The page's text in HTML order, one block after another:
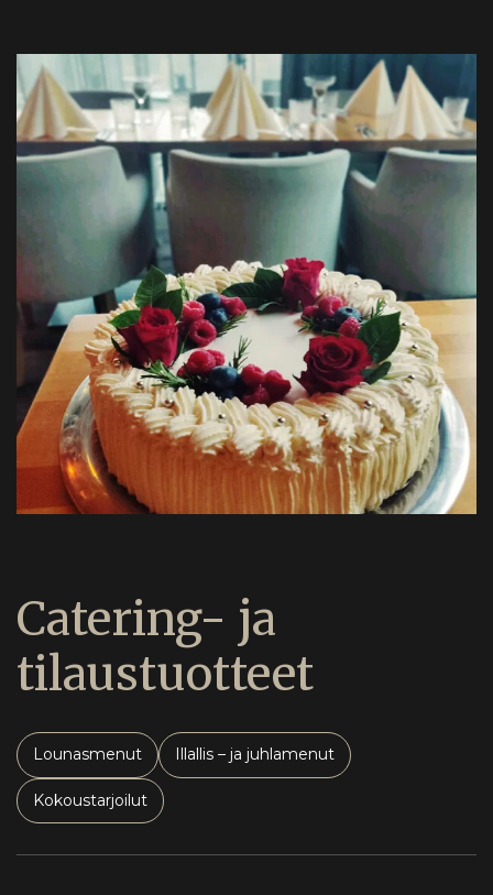
Catering- ja
tilaustuotteet
Lounasmenut Illallis – ja juhlamenut
Kokoustarjoilut